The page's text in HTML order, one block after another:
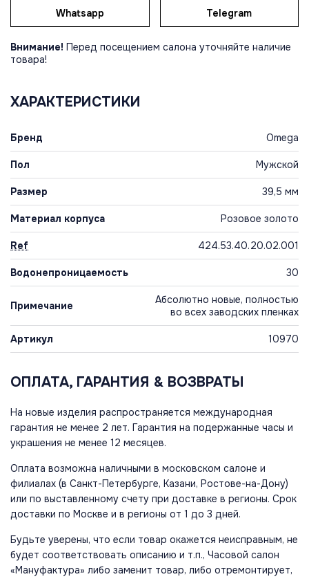
Whatsapp Telegram
Внимание! Перед посещением салона уточняйте наличие
товара!
ХАРАКТЕРИСТИКИ
Бренд Omega
Пол Мужской
Размер 39,5 мм
Материал корпуса Розовое золото
Ref 424.53.40.20.02.001
Водонепроницаемость 30
Примечание
Абсолютно новые, полностью
во всех заводских пленках
Артикул 10970
ОПЛАТА, ГАРАНТИЯ & ВОЗВРАТЫ
На новые изделия распространяется международная
гарантия не менее 2 лет. Гарантия на подержанные часы и
украшения не менее 12 месяцев.
Оплата возможна наличными в московском салоне и
филиалах (в Санкт-Петербурге, Казани, Ростове-на-Дону)
или по выставленному счету при доставке в регионы. Срок
доставки по Москве и в регионы от 1 до 3 дней.
Будьте уверены, что если товар окажется неисправным, не
будет соответствовать описанию и т.п., Часовой салон
«Мануфактура» либо заменит товар, либо отремонтирует,